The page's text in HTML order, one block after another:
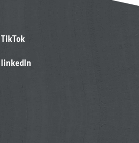
TikTok
linkedIn